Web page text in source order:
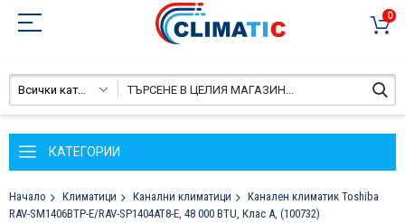
0
Всички категории
КАТЕГОРИИ
Начало Климатици Канални климатици
Канален климатик Toshiba
RAV-SM1406BTP-E/RAV-SP1404AT8-E, 48 000 BTU, Клас A, (100732)